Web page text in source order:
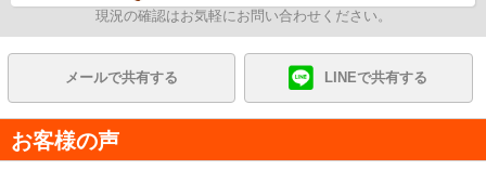
現況の確認はお気軽にお問い合わせください。
メールで共有する LINEで共有する
お客様の声